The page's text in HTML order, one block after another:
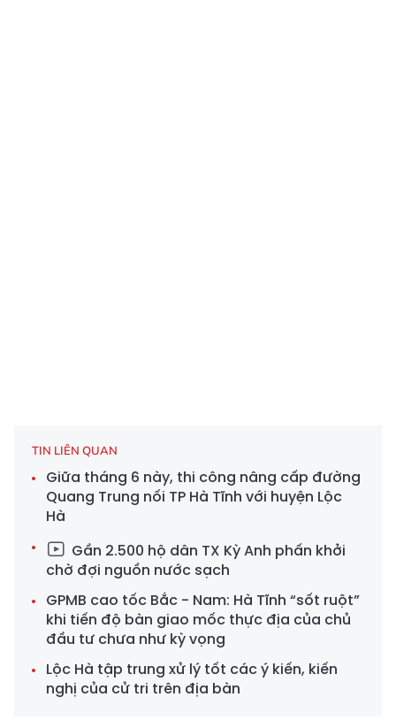
TIN LIÊN QUAN
Giữa tháng 6 này, thi công nâng cấp đường
Quang Trung nối TP Hà Tĩnh với huyện Lộc
Hà
Gần 2.500 hộ dân TX Kỳ Anh phấn khởi
chờ đợi nguồn nước sạch
GPMB cao tốc Bắc - Nam: Hà Tĩnh “sốt ruột”
khi tiến độ bàn giao mốc thực địa của chủ
đầu tư chưa như kỳ vọng
Lộc Hà tập trung xử lý tốt các ý kiến, kiến
nghị của cử tri trên địa bàn